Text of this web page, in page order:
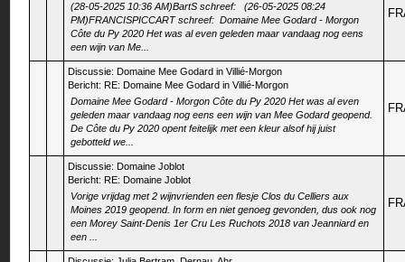
(28-05-2025 10:36 AM)BartS schreef: (26-05-2025 08:24
PM)FRANCISPICCART schreef: Domaine Mee Godard - Morgon
Côte du Py 2020 Het was al even geleden maar vandaag nog eens
een wijn van Me...
Discussie: Domaine Mee Godard in Villié-Morgon
Bericht: RE: Domaine Mee Godard in Villié-Morgon
Domaine Mee Godard - Morgon Côte du Py 2020 Het was al even
geleden maar vandaag nog eens een wijn van Mee Godard geopend.
De Côte du Py 2020 opent feitelijk met een kleur alsof hij juist
gebotteld we...
Discussie: Domaine Joblot
Bericht: RE: Domaine Joblot
Vorige vrijdag met 2 wijnvrienden een flesje Clos du Celliers aux
Moines 2019 geopend. In form en niet genoeg gevonden, dus ook nog
een Morey Saint-Denis 1er Cru Les Ruchots 2018 van Jeanniard en
een ...